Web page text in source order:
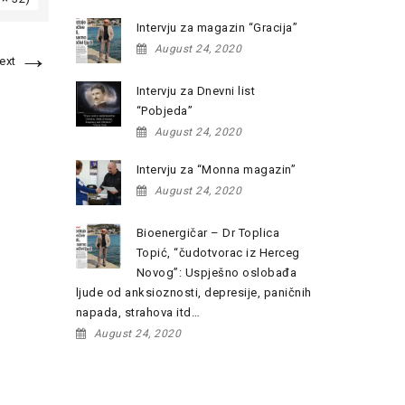
→
Intervju za magazin “Gracija”
August 24, 2020
Intervju za Dnevni list
“Pobjeda”
August 24, 2020
Intervju za “Monna magazin”
August 24, 2020
Bioenergičar – Dr Toplica
Topić, “čudotvorac iz Herceg
Novog”: Uspješno oslobađa
ljude od anksioznosti, depresije, paničnih
napada, strahova itd…
August 24, 2020